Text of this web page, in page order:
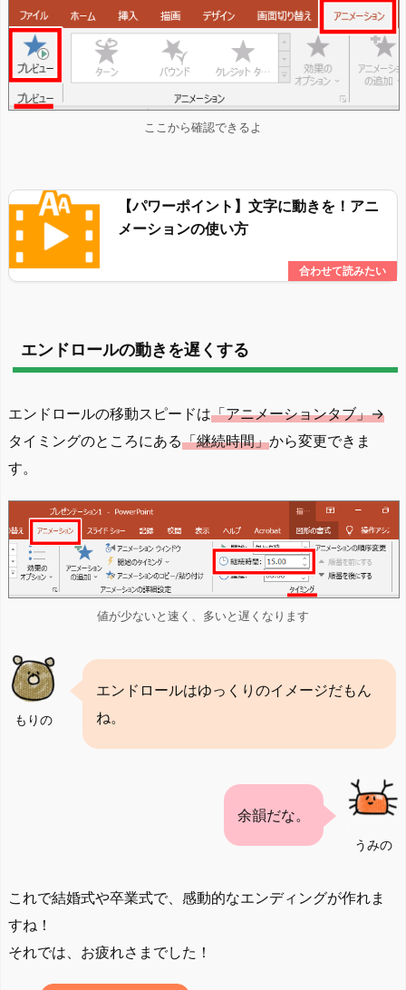
ここから確認できるよ
【パワーポイント】文字に動きを！アニ
メーションの使い方
エンドロールの動きを遅くする
エンドロールの移動スピードは「アニメーションタブ」→
タイミングのところにある「継続時間」から変更できま
す。
値が少ないと速く、多いと遅くなります
もりの
エンドロールはゆっくりのイメージだもん
ね。
うみの
余韻だな。
これで結婚式や卒業式で、感動的なエンディングが作れま
すね！
それでは、お疲れさまでした！